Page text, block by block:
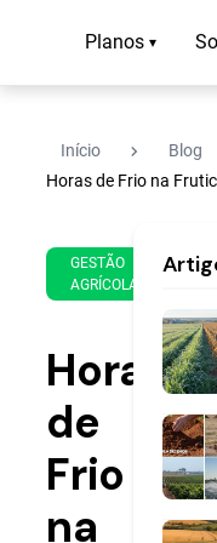
Planos ▾
Início navigate_next Blog
Horas de Frio na
GESTÃO
AGRÍCOLA
May
Horas
de
Frio
na